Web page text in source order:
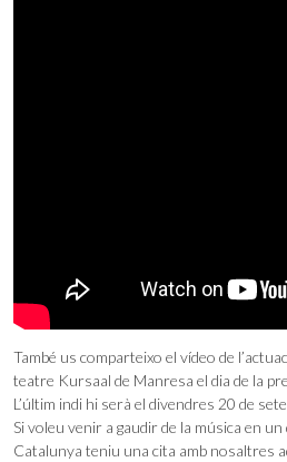
També us comparteixo el vídeo de
teatre Kursaal de Manresa el dia de la
L’últim indi hi serà el divendres 20 de
Si voleu venir a gaudir de la música en
Catalunya teniu una cita amb nosaltres